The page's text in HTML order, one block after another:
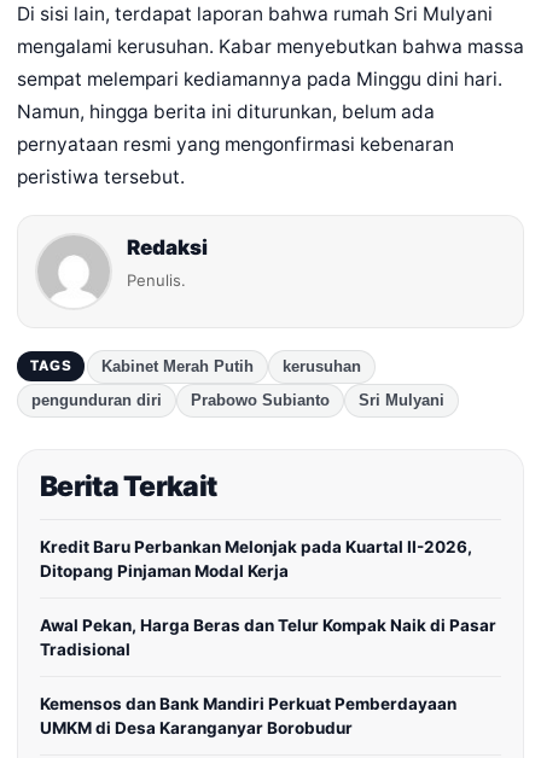
Di sisi lain, terdapat laporan bahwa rumah Sri Mulyani
mengalami kerusuhan. Kabar menyebutkan bahwa massa
sempat melempari kediamannya pada Minggu dini hari.
Namun, hingga berita ini diturunkan, belum ada
pernyataan resmi yang mengonfirmasi kebenaran
peristiwa tersebut.
Redaksi
Penulis.
TAGS Kabinet Merah Putih
kerusuhan
pengunduran diri
Prabowo Subianto Sri Mulyani
Berita Terkait
Kredit Baru Perbankan Melonjak pada Kuartal II-2026,
Ditopang Pinjaman Modal Kerja
Awal Pekan, Harga Beras dan Telur Kompak Naik di Pasar
Tradisional
Kemensos dan Bank Mandiri Perkuat Pemberdayaan
UMKM di Desa Karanganyar Borobudur